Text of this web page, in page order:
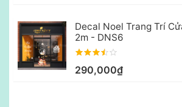
Decal Noel Trang Trí
2m - DNS6
290,000₫